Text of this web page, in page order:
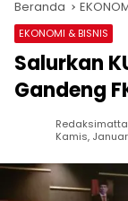
Beranda
EKONOMI & BISNIS
Salurkan
Gandeng
Kamis,